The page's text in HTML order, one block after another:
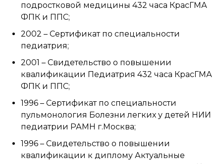
подростковой медицины 432 часа КрасГМА
ФПК и ППС;
2002 – Сертификат по специальности
педиатрия;
2001 – Свидетельство о повышении
квалификации Педиатрия 432 часа КрасГМА
ФПК и ППС;
1996 – Сертификат по специальности
пульмонология Болезни легких у детей НИИ
педиатрии РАМН г.Москва;
1996 – Свидетельство о повышении
квалификации к диплому Актуальные